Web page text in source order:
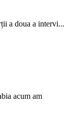
a doua a intervi...
acum am